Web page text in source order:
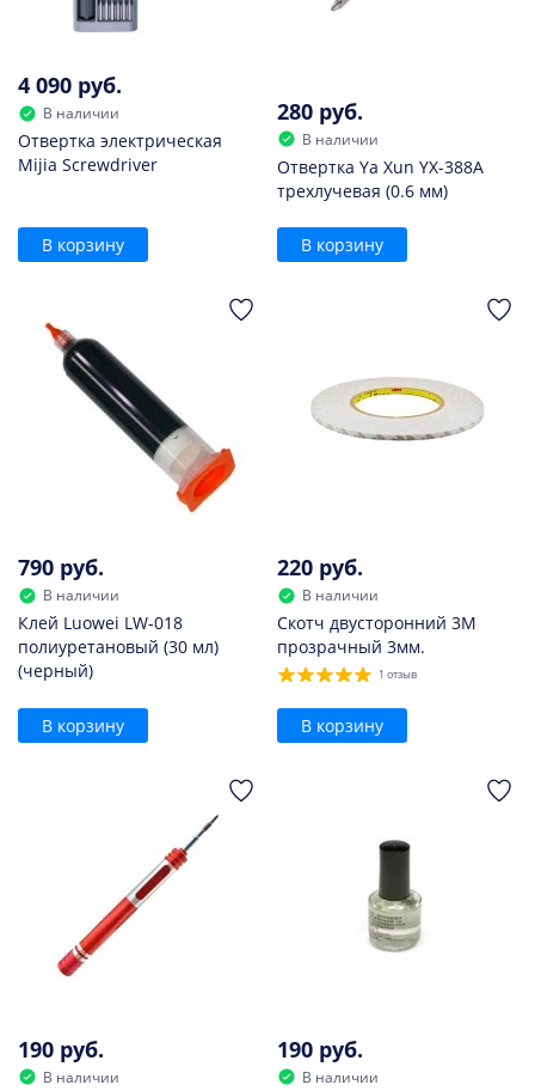
4 090 руб.
В наличии
Отвертка электрическая
Mijia Screwdriver
В корзину
280 руб.
В наличии
Отвертка Ya Xun YX-388A
трехлучевая (0.6 мм)
В корзину
790 руб.
В наличии
Клей Luowei LW-018
полиуретановый (30 мл)
(черный)
В корзину
220 руб.
В наличии
Скотч двусторонний 3M
прозрачный 3мм.
1 отзыв
В корзину
190 руб.
В наличии
190 руб.
В наличии